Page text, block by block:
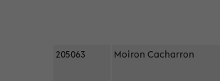
205063 Moiron Cacharron